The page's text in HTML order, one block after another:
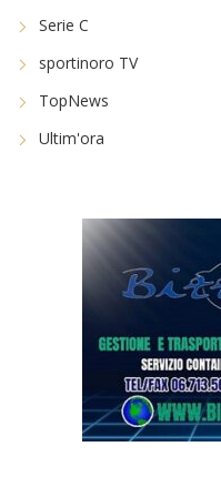
Serie C
sportinoro TV
TopNews
Ultim'ora